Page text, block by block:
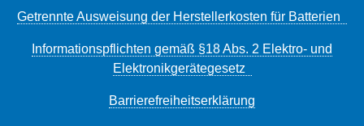
Getrennte Ausweisung der Herstellerkosten für Batterien
Informationspflichten gemäß §18 Abs. 2 Elektro- und
Elektronikgerätegesetz
Barrierefreiheitserklärung